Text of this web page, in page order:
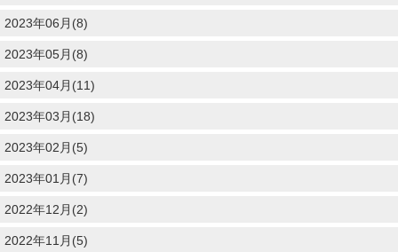
2023年06月(8)
2023年05月(8)
2023年04月(11)
2023年03月(18)
2023年02月(5)
2023年01月(7)
2022年12月(2)
2022年11月(5)